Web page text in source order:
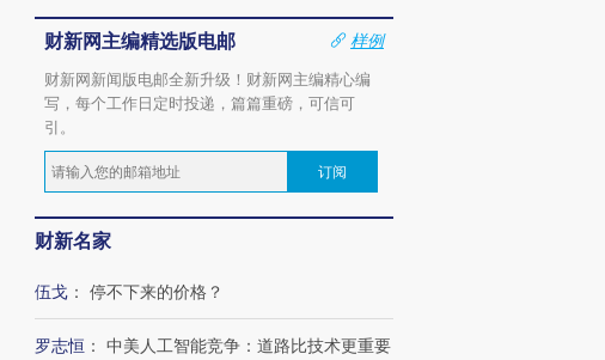
财新网主编精选版电邮
样例
财新网新闻版电邮全新升级！财新网主编精心编
写，每个工作日定时投递，篇篇重磅，可信可
引。
订阅
财新名家
伍戈 ： 停不下来的价格？
罗志恒 ： 中美人工智能竞争：道路比技术更重要